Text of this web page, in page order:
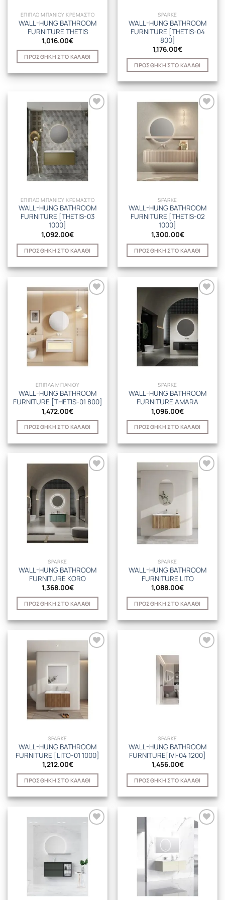
ΕΠΙΠΛΟ ΜΠΑΝΙΟΥ ΚΡΕΜΑΣΤΟ
WALL-HUNG BATHROOM
FURNITURE THETIS
1,016.00€
ΠΡΟΣΘΉΚΗ ΣΤΟ ΚΑΛΆΘΙ
SPARKE
WALL-HUNG BATHROOM
FURNITURE [THETIS-04
800]
1,176.00€
ΠΡΟΣΘΉΚΗ ΣΤΟ ΚΑΛΆΘΙ
ΕΠΙΠΛΟ ΜΠΑΝΙΟΥ ΚΡΕΜΑΣΤΟ
WALL-HUNG BATHROOM
FURNITURE [THETIS-03
1000]
1,092.00€
ΠΡΟΣΘΉΚΗ ΣΤΟ ΚΑΛΆΘΙ
SPARKE
WALL-HUNG BATHROOM
FURNITURE [THETIS-02
1000]
1,300.00€
ΠΡΟΣΘΉΚΗ ΣΤΟ ΚΑΛΆΘΙ
ΕΠΙΠΛΑ ΜΠΑΝΙΟΥ
WALL-HUNG BATHROOM
FURNITURE [THETIS-01 800]
1,472.00€
ΠΡΟΣΘΉΚΗ ΣΤΟ ΚΑΛΆΘΙ
SPARKE
WALL-HUNG BATHROOM
FURNITURE AMARA
1,096.00€
ΠΡΟΣΘΉΚΗ ΣΤΟ ΚΑΛΆΘΙ
SPARKE
WALL-HUNG BATHROOM
FURNITURE KORO
1,368.00€
ΠΡΟΣΘΉΚΗ ΣΤΟ ΚΑΛΆΘΙ
SPARKE
WALL-HUNG BATHROOM
FURNITURE LITO
1,088.00€
ΠΡΟΣΘΉΚΗ ΣΤΟ ΚΑΛΆΘΙ
SPARKE
WALL-HUNG BATHROOM
FURNITURE [LITO-01 1000]
1,212.00€
ΠΡΟΣΘΉΚΗ ΣΤΟ ΚΑΛΆΘΙ
SPARKE
WALL-HUNG BATHROOM
FURNITURE[IVI-04 1200]
1,456.00€
ΠΡΟΣΘΉΚΗ ΣΤΟ ΚΑΛΆΘΙ